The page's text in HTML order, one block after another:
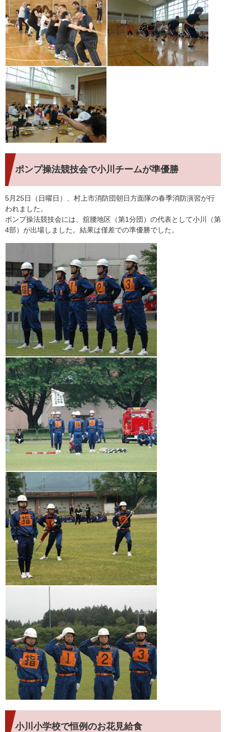
ポンプ操法競技会で小川チームが準優勝
5月25日（日曜日）、村上市消防団朝日方面隊の春季消防演習が行
われました。
ポンプ操法競技会には、舘腰地区（第1分団）の代表として小川（第
4部）が出場しました。結果は僅差での準優勝でした。
小川小学校で恒例のお花見給食